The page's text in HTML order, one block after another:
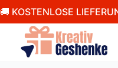
🚚 KOSTENLOSE